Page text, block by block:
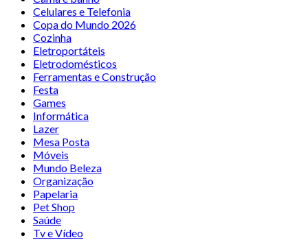
Celulares e Telefonia
Copa do Mundo 2026
Cozinha
Eletroportáteis
Eletrodomésticos
Ferramentas e Construção
Festa
Games
Informática
Lazer
Mesa Posta
Móveis
Mundo Beleza
Organização
Papelaria
Pet Shop
Saúde
Tv e Vídeo